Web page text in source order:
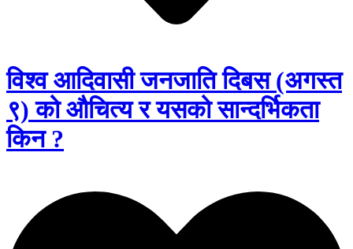
विश्व आदिवासी जनजाति दिबस (अगस्त
९) को औचित्य र यसको सान्दर्भिकता
किन ?